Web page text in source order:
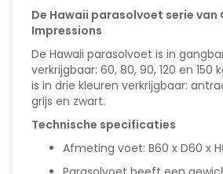
De Hawaii parasolvoet serie van
Impressions
De Hawaii parasolvoet is in
verkrijgbaar: 60, 80, 90, 120 en 150
is in drie kleuren verkrijgbaar:
grijs en zwart.
Technische specificaties
Afmeting voet: B60 x D60 x